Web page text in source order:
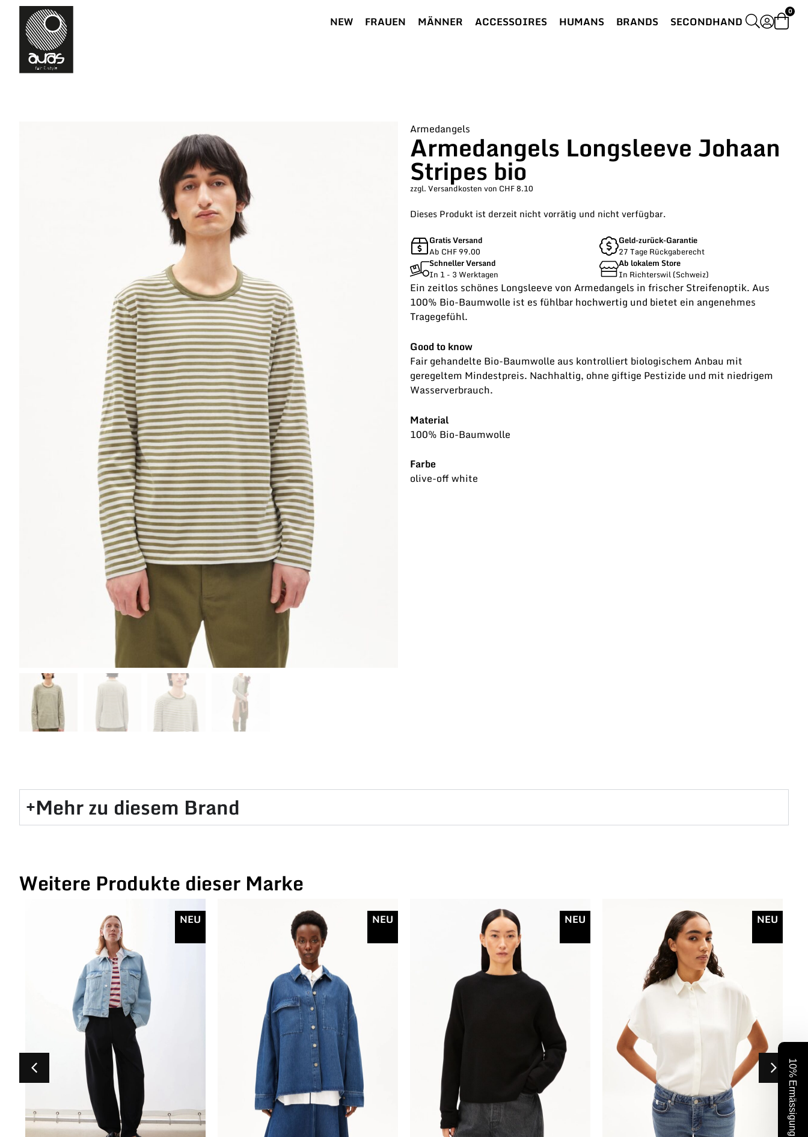
NEW FRAUEN MÄNNER ACCESSOIRES HUMANS BRANDS SECONDHAND
0
Armedangels
Armedangels Longsleeve Johaan
Stripes bio
zzgl. Versandkosten von CHF 8.10
Dieses Produkt ist derzeit nicht vorrätig und nicht verfügbar.
Gratis Versand
Ab CHF 99.00
Geld-zurück-Garantie
27 Tage Rückgaberecht
Schneller Versand
In 1 - 3 Werktagen
Ab lokalem Store
In Richterswil (Schweiz)
Ein zeitlos schönes Longsleeve von Armedangels in frischer Streifenoptik. Aus
100% Bio-Baumwolle ist es fühlbar hochwertig und bietet ein angenehmes
Tragegefühl.
Good to know
Fair gehandelte Bio-Baumwolle aus kontrolliert biologischem Anbau mit
geregeltem Mindestpreis. Nachhaltig, ohne giftige Pestizide und mit niedrigem
Wasserverbrauch.
Material
100% Bio-Baumwolle
Farbe
olive-off white
Mehr zu diesem Brand​
Weitere Produkte dieser Marke
NEU NEU NEU NEU
10% Ermässigung